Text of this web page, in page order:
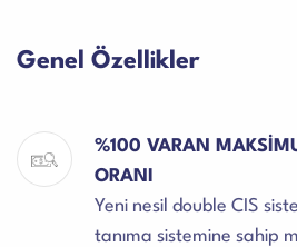
Genel Özellikler
%100 VARAN
ORANI
Yeni nesil double CIS
tanıma sistemine sahip